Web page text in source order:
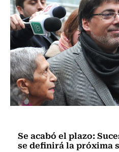
Se acabó el plazo:
se definirá la próxima